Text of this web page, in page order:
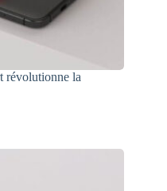
révolutionne la